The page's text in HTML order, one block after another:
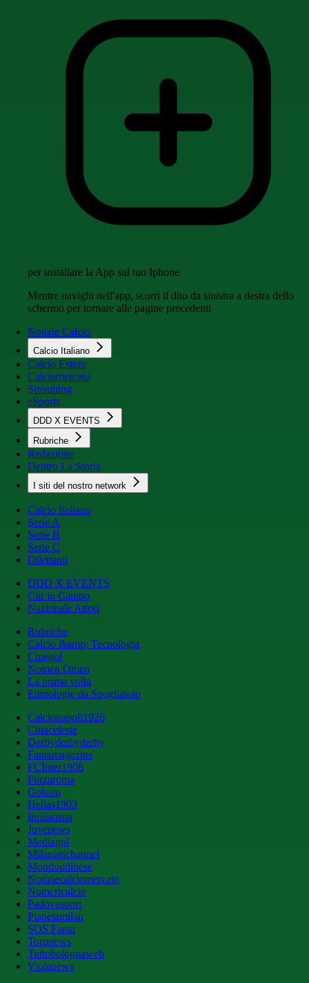
per installare la App sul tuo Iphone.
Mentre navighi nell'app, scorri il dito da sinistra a destra dello
schermo per tornare alle pagine precedenti
Notizie Calcio
Calcio Italiano
Calcio Estero
Calciomercato
Streaming
eSports
DDD X EVENTS
Rubriche
Redazione
Dentro La Storia
I siti del nostro network
Calcio Italiano
Serie A
Serie B
Serie C
Dilettanti
DDD X EVENTS
Cur in Campo
Nazionale Attori
Rubriche
Calcio &amp; Tecnologia
Cinegol
Nomen Omen
La prima volta
Etimologie da Spogliatoio
Calcionapoli1926
Cittaceleste
Derbyderbyderby
Fantamagazine
FCInter1908
Forzaroma
Golssip
Hellas1903
Ilmilanista
Juvenews
Mediagol
Milanistichannel
Mondoudinese
Notiziecalciomercato
Numericalcio
Padovasport
Pianetamilan
SOS Fanta
Toronews
Tuttobolognaweb
Violanews